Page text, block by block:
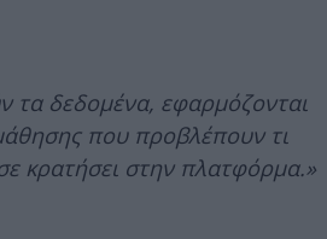
τα δεδομένα, εφαρμόζονται
που προβλέπουν τι
κρατήσει στην πλατφόρμα.»